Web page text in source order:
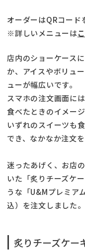
オーダーはQRコード
※詳しいメニューは
店内のショーケース
か、アイスやボリュ
ューが幅広いです。
スマホの注文画面に
食べたときのイメー
いずれのスイーツも
でき、なかなか注文
迷ったあげく、お店
いた「炙りチーズケ
うな「U&Mプレミア
込）を注文しました。
炙りチーズケー